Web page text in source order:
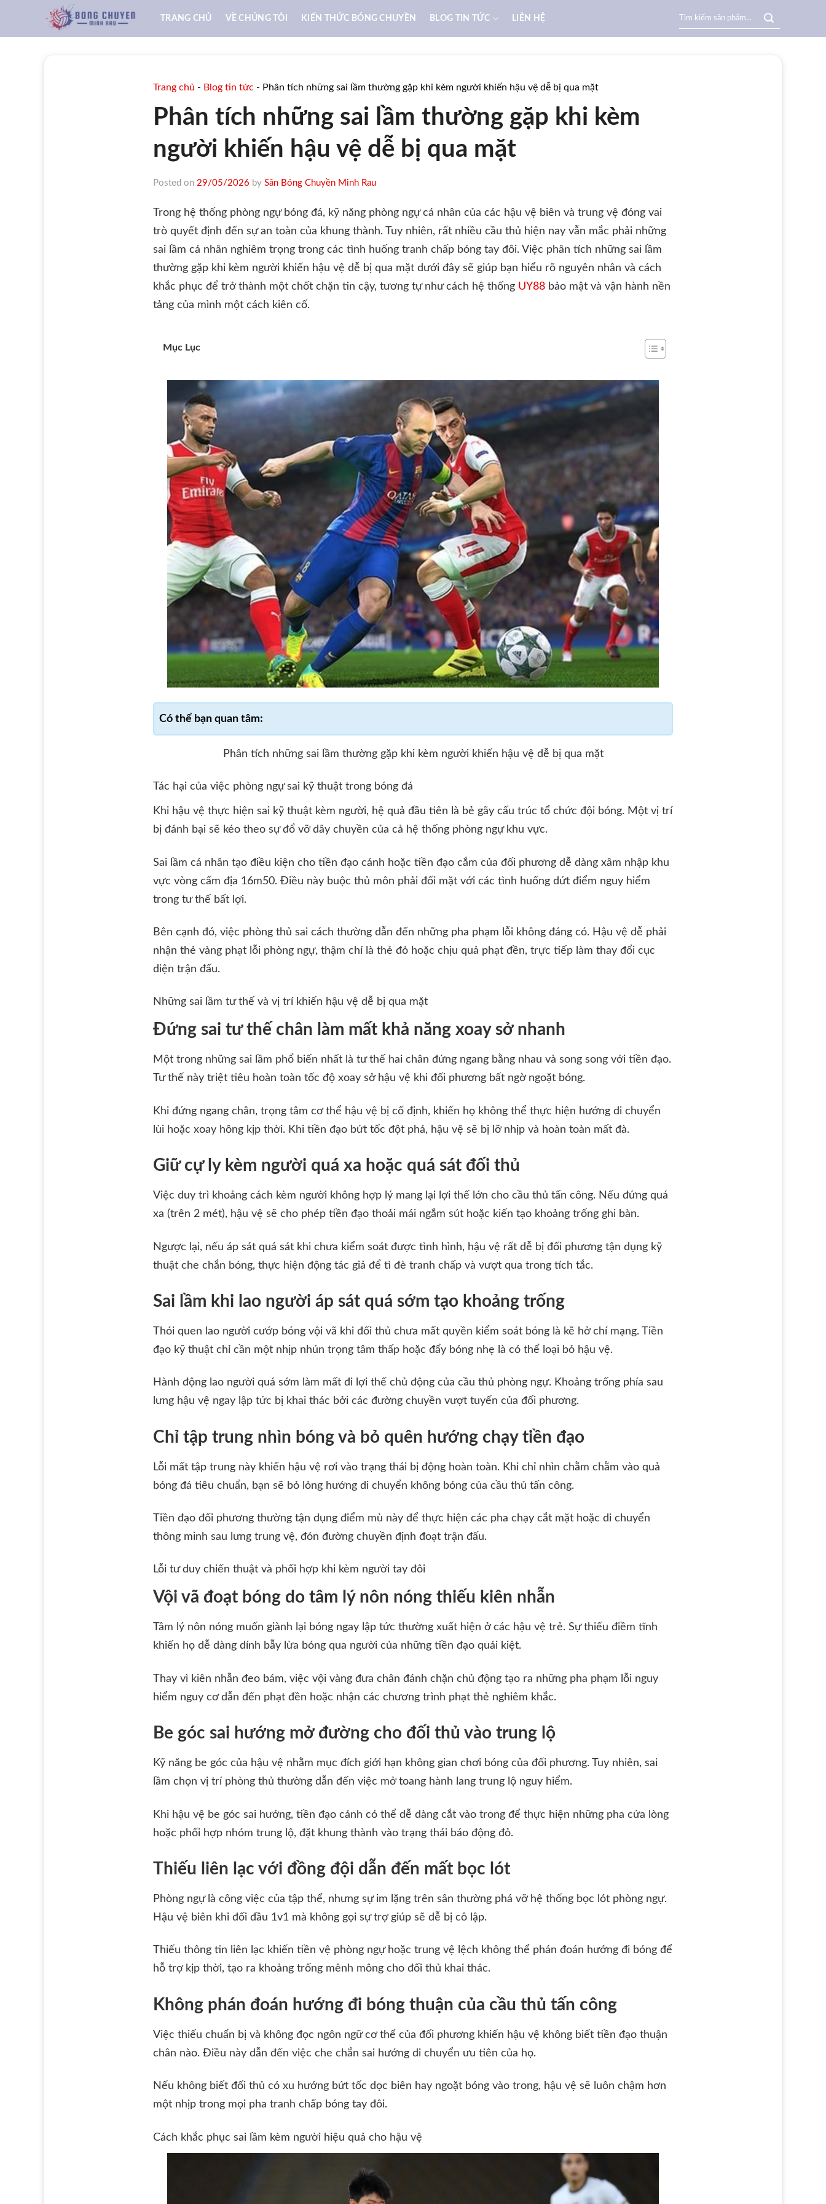
content
TRANG CHỦ VỀ CHÚNG TÔI KIẾN THỨC BÓNG CHUYỀN BLOG TIN TỨC LIÊN HỆ
Search
Trang chủ - Blog tin tức - Phân tích những sai lầm thường gặp khi kèm người khiến hậu vệ dễ bị qua mặt
Phân tích những sai lầm thường gặp khi kèm
người khiến hậu vệ dễ bị qua mặt
Posted on 29/05/2026 by Sân Bóng Chuyền Minh Rau
Trong hệ thống phòng ngự bóng đá, kỹ năng phòng ngự cá nhân của các hậu vệ biên và trung vệ đóng vai
trò quyết định đến sự an toàn của khung thành. Tuy nhiên, rất nhiều cầu thủ hiện nay vẫn mắc phải những
sai lầm cá nhân nghiêm trọng trong các tình huống tranh chấp bóng tay đôi. Việc phân tích những sai lầm
thường gặp khi kèm người khiến hậu vệ dễ bị qua mặt dưới đây sẽ giúp bạn hiểu rõ nguyên nhân và cách
khắc phục để trở thành một chốt chặn tin cậy, tương tự như cách hệ thống UY88 bảo mật và vận hành nền
tảng của mình một cách kiên cố.
Mục Lục
Phân tích những sai lầm thường gặp khi kèm người khiến hậu vệ dễ bị qua mặt
Tác hại của việc phòng ngự sai kỹ thuật trong bóng đá
Khi hậu vệ thực hiện sai kỹ thuật kèm người, hệ quả đầu tiên là bẻ gãy cấu trúc tổ chức đội bóng. Một vị trí
bị đánh bại sẽ kéo theo sự đổ vỡ dây chuyền của cả hệ thống phòng ngự khu vực.
Sai lầm cá nhân tạo điều kiện cho tiền đạo cánh hoặc tiền đạo cắm của đối phương dễ dàng xâm nhập khu
vực vòng cấm địa 16m50. Điều này buộc thủ môn phải đối mặt với các tình huống dứt điểm nguy hiểm
trong tư thế bất lợi.
Bên cạnh đó, việc phòng thủ sai cách thường dẫn đến những pha phạm lỗi không đáng có. Hậu vệ dễ phải
nhận thẻ vàng phạt lỗi phòng ngự, thậm chí là thẻ đỏ hoặc chịu quả phạt đền, trực tiếp làm thay đổi cục
diện trận đấu.
Những sai lầm tư thế và vị trí khiến hậu vệ dễ bị qua mặt
Đứng sai tư thế chân làm mất khả năng xoay sở nhanh
Một trong những sai lầm phổ biến nhất là tư thế hai chân đứng ngang bằng nhau và song song với tiền đạo.
Tư thế này triệt tiêu hoàn toàn tốc độ xoay sở hậu vệ khi đối phương bất ngờ ngoặt bóng.
Khi đứng ngang chân, trọng tâm cơ thể hậu vệ bị cố định, khiến họ không thể thực hiện hướng di chuyển
lùi hoặc xoay hông kịp thời. Khi tiền đạo bứt tốc đột phá, hậu vệ sẽ bị lỡ nhịp và hoàn toàn mất đà.
Giữ cự ly kèm người quá xa hoặc quá sát đối thủ
Việc duy trì khoảng cách kèm người không hợp lý mang lại lợi thế lớn cho cầu thủ tấn công. Nếu đứng quá
xa (trên 2 mét), hậu vệ sẽ cho phép tiền đạo thoải mái ngắm sút hoặc kiến tạo khoảng trống ghi bàn.
Ngược lại, nếu áp sát quá sát khi chưa kiểm soát được tình hình, hậu vệ rất dễ bị đối phương tận dụng kỹ
thuật che chắn bóng, thực hiện động tác giả để tì đè tranh chấp và vượt qua trong tích tắc.
Sai lầm khi lao người áp sát quá sớm tạo khoảng trống
Thói quen lao người cướp bóng vội vã khi đối thủ chưa mất quyền kiểm soát bóng là kẽ hở chí mạng. Tiền
đạo kỹ thuật chỉ cần một nhịp nhún trọng tâm thấp hoặc đẩy bóng nhẹ là có thể loại bỏ hậu vệ.
Hành động lao người quá sớm làm mất đi lợi thế chủ động của cầu thủ phòng ngự. Khoảng trống phía sau
lưng hậu vệ ngay lập tức bị khai thác bởi các đường chuyền vượt tuyến của đối phương.
Chỉ tập trung nhìn bóng và bỏ quên hướng chạy tiền đạo
Lỗi mất tập trung này khiến hậu vệ rơi vào trạng thái bị động hoàn toàn. Khi chỉ nhìn chằm chằm vào quả
bóng đá tiêu chuẩn, bạn sẽ bỏ lỏng hướng di chuyển không bóng của cầu thủ tấn công.
Tiền đạo đối phương thường tận dụng điểm mù này để thực hiện các pha chạy cắt mặt hoặc di chuyển
thông minh sau lưng trung vệ, đón đường chuyền định đoạt trận đấu.
Lỗi tư duy chiến thuật và phối hợp khi kèm người tay đôi
Vội vã đoạt bóng do tâm lý nôn nóng thiếu kiên nhẫn
Tâm lý nôn nóng muốn giành lại bóng ngay lập tức thường xuất hiện ở các hậu vệ trẻ. Sự thiếu điềm tĩnh
khiến họ dễ dàng dính bẫy lừa bóng qua người của những tiền đạo quái kiệt.
Thay vì kiên nhẫn đeo bám, việc vội vàng đưa chân đánh chặn chủ động tạo ra những pha phạm lỗi nguy
hiểm nguy cơ dẫn đến phạt đền hoặc nhận các chương trình phạt thẻ nghiêm khắc.
Be góc sai hướng mở đường cho đối thủ vào trung lộ
Kỹ năng be góc của hậu vệ nhằm mục đích giới hạn không gian chơi bóng của đối phương. Tuy nhiên, sai
lầm chọn vị trí phòng thủ thường dẫn đến việc mở toang hành lang trung lộ nguy hiểm.
Khi hậu vệ be góc sai hướng, tiền đạo cánh có thể dễ dàng cắt vào trong để thực hiện những pha cứa lòng
hoặc phối hợp nhóm trung lộ, đặt khung thành vào trạng thái báo động đỏ.
Thiếu liên lạc với đồng đội dẫn đến mất bọc lót
Phòng ngự là công việc của tập thể, nhưng sự im lặng trên sân thường phá vỡ hệ thống bọc lót phòng ngự.
Hậu vệ biên khi đối đầu 1v1 mà không gọi sự trợ giúp sẽ dễ bị cô lập.
Thiếu thông tin liên lạc khiến tiền vệ phòng ngự hoặc trung vệ lệch không thể phán đoán hướng đi bóng để
hỗ trợ kịp thời, tạo ra khoảng trống mênh mông cho đối thủ khai thác.
Không phán đoán hướng đi bóng thuận của cầu thủ tấn công
Việc thiếu chuẩn bị và không đọc ngôn ngữ cơ thể của đối phương khiến hậu vệ không biết tiền đạo thuận
chân nào. Điều này dẫn đến việc che chắn sai hướng di chuyển ưu tiên của họ.
Nếu không biết đối thủ có xu hướng bứt tốc dọc biên hay ngoặt bóng vào trong, hậu vệ sẽ luôn chậm hơn
một nhịp trong mọi pha tranh chấp bóng tay đôi.
Cách khắc phục sai lầm kèm người hiệu quả cho hậu vệ